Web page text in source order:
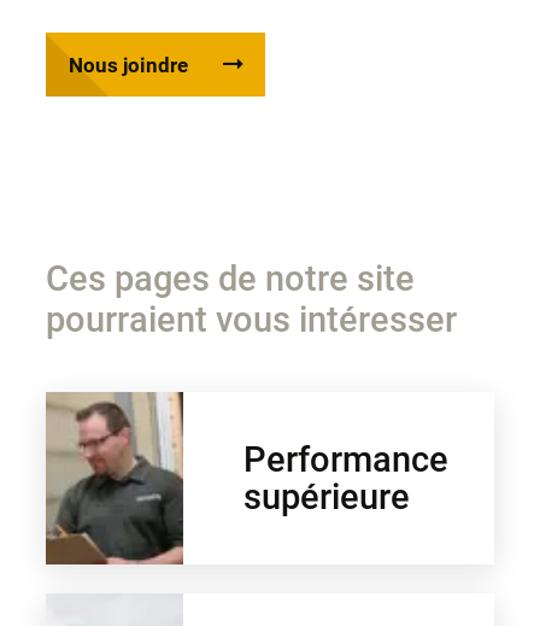
Nous joindre
Ces pages de notre site
pourraient vous intéresser
Performance
supérieure